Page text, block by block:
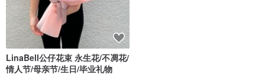
LinaBell公仔花束 永生花/不凋花/
情人节/母亲节/生日/毕业礼物